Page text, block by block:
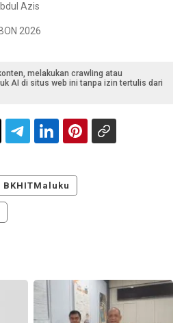
Azis
2026
melakukan crawling atau
AI di situs web ini tanpa izin tertulis dari
BKHITMaluku